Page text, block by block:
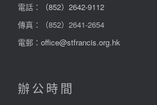
電話：
（852）2642-9112
傳真：（852）2641-2654
電郵： office@stfrancis.org.hk
辦公時間